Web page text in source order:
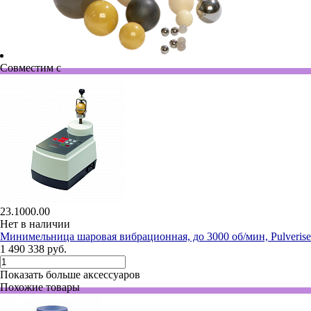
Совместим с
23.1000.00
Нет в наличии
Минимельница шаровая вибрационная, до 3000 об/мин,
1 490 338 руб.
Показать больше аксессуаров
Похожие товары